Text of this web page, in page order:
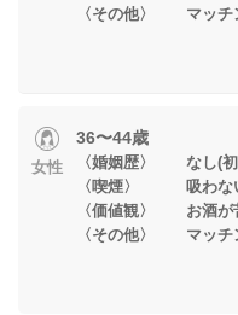
〈その他〉 マッチ
女性
36〜44歳
〈婚姻歴〉 なし(
〈喫煙〉 吸わな
〈価値観〉 お酒が
〈その他〉 マッチ